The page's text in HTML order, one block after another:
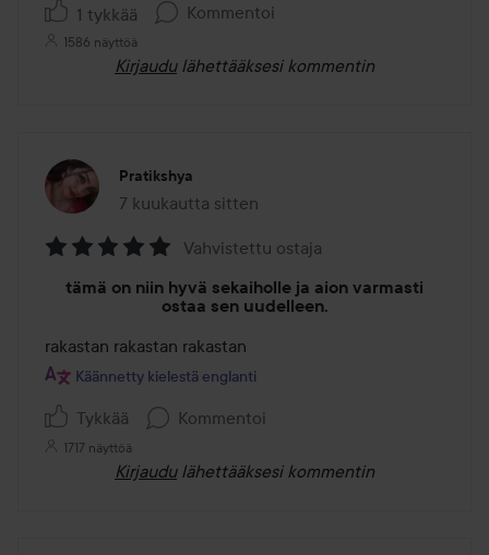
1 tykkää Kommentoi
1586 näyttöä
Kirjaudu lähettääksesi kommentin
Pratikshya
7 kuukautta sitten
Viesti luotiin 7 kuukautta sitten
5
Vahvistettu ostaja
tämä on niin hyvä sekaiholle ja aion varmasti
ostaa sen uudelleen.
rakastan rakastan rakastan
Käännetty kielestä englanti
Tykkää Kommentoi
1717 näyttöä
Kirjaudu lähettääksesi kommentin